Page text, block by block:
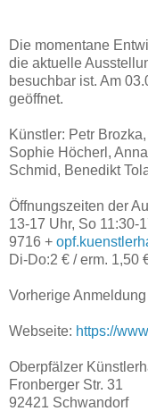
Die momentane
die aktuelle
besuchbar ist. Am
geöffnet.
Künstler: Petr
Sophie Höcherl,
Schmid, Benedikt
Öffnungszeiten der
13-17 Uhr, So 11:30-
9716 +
Di-Do:2 € / erm. 1,50
Vorherige
Webseite: https://
Oberpfälzer
Fronberger Str. 31
92421 Schwandorf